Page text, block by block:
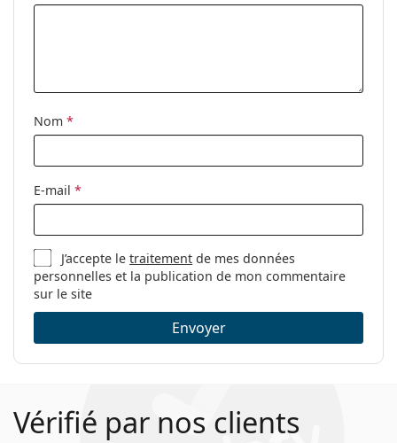
Nom *
E-mail *
J’accepte letraitement de mes données
personnelles et la publication de mon commentaire
sur le site
Envoyer
Vérifié par nos clients